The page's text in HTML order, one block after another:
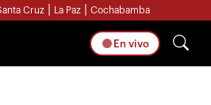
Cruz La Paz Cochabamba
En vivo